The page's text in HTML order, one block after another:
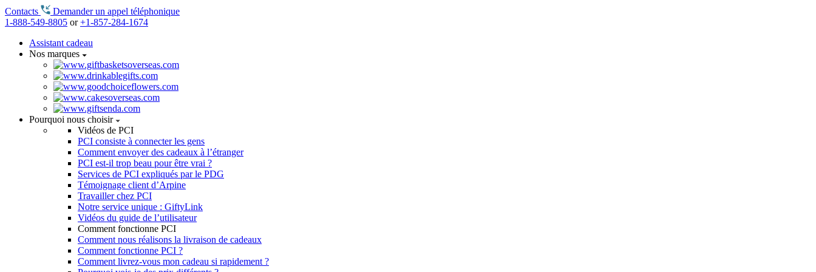
Contacts
Demander un appel téléphonique
1-888-549-8805 or+1-857-284-1674
Assistant cadeau
Nos marques
Pourquoi nous choisir
Vidéos de PCI
PCI consiste à connecter les gens
Comment envoyer des cadeaux à l’étranger
PCI est-il trop beau pour être vrai ?
Services de PCI expliqués par le PDG
Témoignage client d’Arpine
Travailler chez PCI
Notre service unique : GiftyLink
Vidéos du guide de l’utilisateur
Comment fonctionne PCI
Comment nous réalisons la livraison de cadeaux
Comment fonctionne PCI ?
Comment livrez-vous mon cadeau si rapidement ?